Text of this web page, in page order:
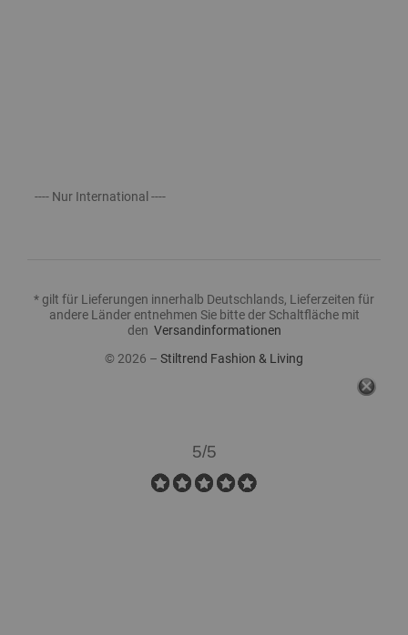
---- Nur International ----
* gilt für Lieferungen innerhalb Deutschlands, Lieferzeiten für
andere Länder entnehmen Sie bitte der Schaltfläche mit
den Versandinformationen
© 2026 – Stiltrend Fashion & Living
5/5